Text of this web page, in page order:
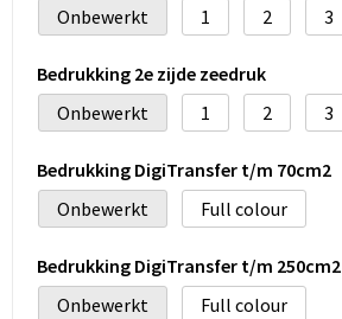
Onbewerkt
1 2 3
Bedrukking 2e zijde zeedruk
Onbewerkt
1 2 3
Bedrukking DigiTransfer t/m 70cm2
Onbewerkt
Full colour
Bedrukking DigiTransfer t/m 250cm2
Onbewerkt
Full colour